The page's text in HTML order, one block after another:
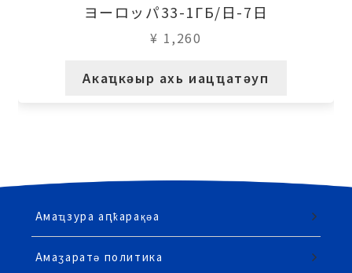
ヨーロッパ33-1ГБ/日-7日
¥ 1,260
Акаҵкәыр ахь иацҵатәуп
Амаҵзура аԥҟарақәа
Амаӡаратә политика